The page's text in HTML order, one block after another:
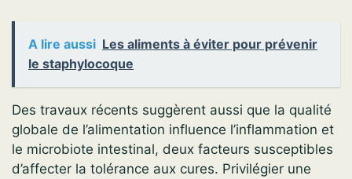
A lire aussi Les aliments à éviter pour prévenir
le staphylocoque
Des travaux récents suggèrent aussi que la qualité
globale de l’alimentation influence l’inflammation et
le microbiote intestinal, deux facteurs susceptibles
d’affecter la tolérance aux cures. Privilégier une